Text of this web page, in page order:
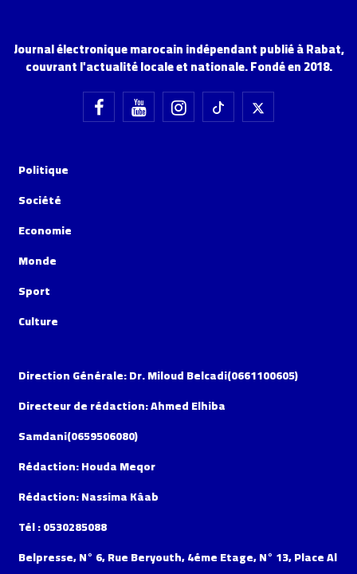
Journal électronique marocain indépendant publié à Rabat,
couvrant l'actualité locale et nationale. Fondé en 2018.
Politique
Société
Economie
Monde
Sport
Culture
Direction Générale: Dr. Miloud Belcadi(0661100605)
Directeur de rédaction: Ahmed Elhiba
Samdani(0659506080)
Rédaction: Houda Meqor
Rédaction: Nassima Kâab
Tél : 0530285088
Belpresse, N° 6, Rue Beryouth, 4éme Etage, N° 13, Place Al